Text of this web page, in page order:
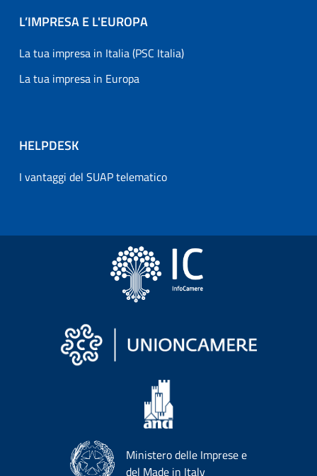
L’IMPRESA E L'EUROPA
La tua impresa in Italia (PSC Italia)
La tua impresa in Europa
HELPDESK
I vantaggi del SUAP telematico
Ministero delle Imprese e
del Made in Italy